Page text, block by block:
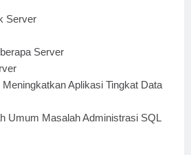
Server
Server
Aplikasi Tingkat Data
Umum Masalah Administrasi SQL